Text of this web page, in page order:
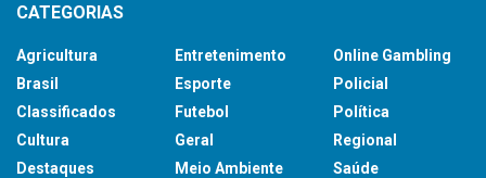
CATEGORIAS
Agricultura
Brasil
Classificados
Cultura
Destaques
Entretenimento
Esporte
Futebol
Geral
Meio Ambiente
Online Gambling
Policial
Política
Regional
Saúde